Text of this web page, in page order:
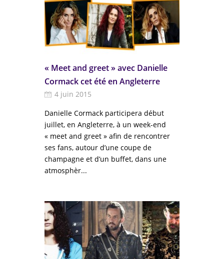
« Meet and greet » avec Danielle
Cormack cet été en Angleterre
4 juin 2015
Danielle Cormack participera début
juillet, en Angleterre, à un week-end
« meet and greet » afin de rencontrer
ses fans, autour d’une coupe de
champagne et d’un buffet, dans une
atmosphèr...